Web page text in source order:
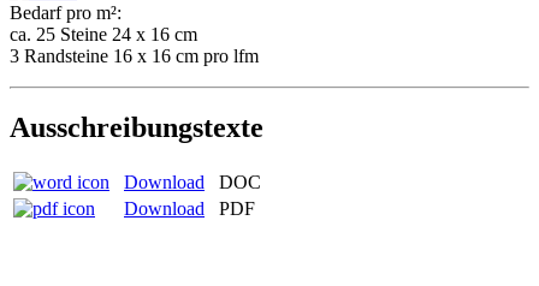
Bedarf pro m²:
ca. 25 Steine 24 x 16 cm
3 Randsteine 16 x 16 cm pro lfm
Ausschreibungstexte
Download
DOC
Download
PDF